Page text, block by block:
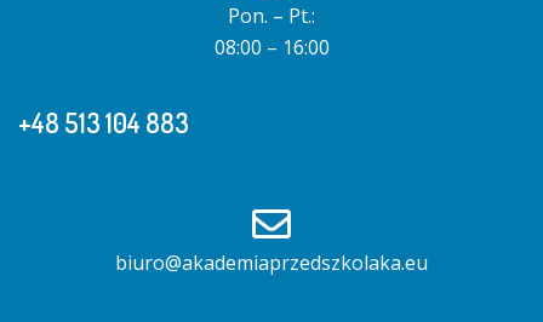
Pon. – Pt.:
08:00 – 16:00
+48 513 104 883
biuro@akademiaprzedszkolaka.eu